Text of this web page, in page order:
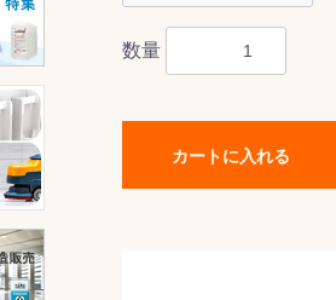
数量
カートに入れる